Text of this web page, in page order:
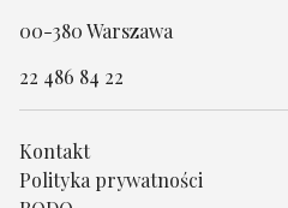
00-380 Warszawa
22 486 84 22
Kontakt
Polityka prywatności